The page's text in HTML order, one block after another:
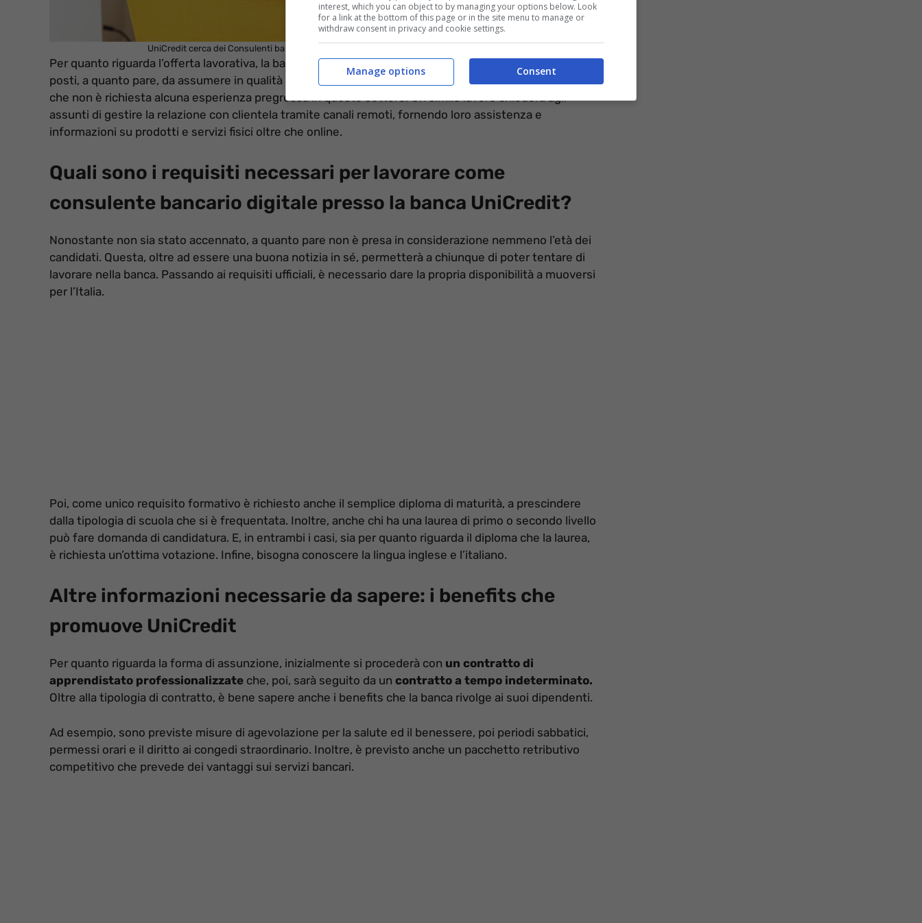
UniCredit cerca dei Consulenti bancari digitali: ecco cosa sapere – InformazioneOggi.it
Per quanto riguarda l’offerta lavorativa, la banca sta cercando del nuovo personale, senza limiti di
posti, a quanto pare, da assumere in qualità di
consulenti bancari digitali
. Un’altra buona notizia è
che non è richiesta alcuna esperienza pregressa in questo settore. Un simile lavoro chiederà agli
assunti di gestire la relazione con clientela tramite canali remoti, fornendo loro assistenza e
informazioni su prodotti e servizi fisici oltre che online.
Quali sono i requisiti necessari per lavorare come
consulente bancario digitale presso la banca UniCredit?
Nonostante non sia stato accennato, a quanto pare non è presa in considerazione nemmeno l’età dei
candidati. Questa, oltre ad essere una buona notizia in sé, permetterà a chiunque di poter tentare di
lavorare nella banca. Passando ai requisiti ufficiali, è necessario dare la propria disponibilità a muoversi
per l’Italia.
Poi, come unico requisito formativo è richiesto anche il semplice diploma di maturità, a prescindere
dalla tipologia di scuola che si è frequentata. Inoltre, anche chi ha una laurea di primo o secondo livello
può fare domanda di candidatura. E, in entrambi i casi, sia per quanto riguarda il diploma che la laurea,
è richiesta un’ottima votazione. Infine, bisogna conoscere la lingua inglese e l’italiano.
Altre informazioni necessarie da sapere: i benefits che
promuove UniCredit
Per quanto riguarda la forma di assunzione, inizialmente si procederà con un contratto di
apprendistato professionalizzate che, poi, sarà seguito da un contratto a tempo indeterminato.
Oltre alla tipologia di contratto, è bene sapere anche i benefits che la banca rivolge ai suoi dipendenti.
Ad esempio, sono previste misure di agevolazione per la salute ed il benessere, poi periodi sabbatici,
permessi orari e il diritto ai congedi straordinario. Inoltre, è previsto anche un pacchetto retributivo
competitivo che prevede dei vantaggi sui servizi bancari.
interest, which you can object to by managing your options below. Look
for a link at the bottom of this page or in the site menu to manage or
withdraw consent in privacy and cookie settings.
Consent
Manage options